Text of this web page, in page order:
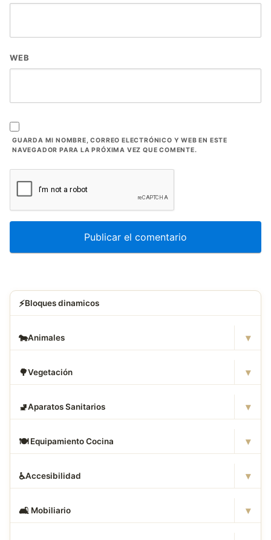
WEB
GUARDA MI NOMBRE, CORREO ELECTRÓNICO Y WEB EN ESTE
NAVEGADOR PARA LA PRÓXIMA VEZ QUE COMENTE.
⚡Bloques dinamicos
🐄Animales ▾
🌳Vegetación ▾
🚽Aparatos Sanitarios ▾
🍽️ Equipamiento Cocina ▾
♿Accesibilidad ▾
🛋 ️ Mobiliario ▾